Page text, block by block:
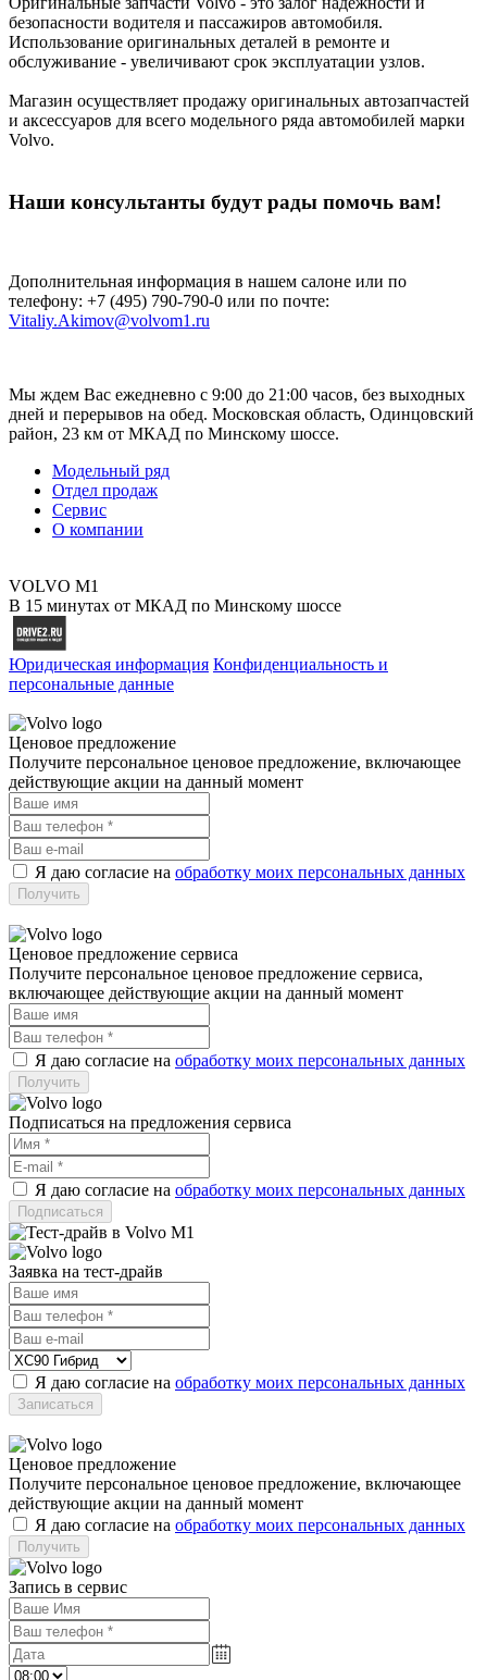
безопасности водителя и пассажиров автомобиля.
Использование оригинальных деталей в ремонте и
обслуживание - увеличивают срок эксплуатации узлов.
Магазин осуществляет продажу оригинальных автозапчастей
и аксессуаров для всего модельного ряда автомобилей марки
Volvo.
Наши консультанты будут рады помочь вам!
Дополнительная информация в нашем салоне или по
телефону: +7 (495) 790-790-0 или по почте:
Vitaliy.Akimov@volvom1.ru
Мы ждем Вас ежедневно с 9:00 до 21:00 часов, без выходных
дней и перерывов на обед. Московская область, Одинцовский
район, 23 км от МКАД по Минскому шоссе.
Модельный ряд
Отдел продаж
Сервис
О компании
VOLVO M1
В 15 минутах от МКАД по Минскому шоссе
Юридическая информация Конфиденциальность и
персональные данные
Ценовое предложение
Получите персональное ценовое предложение, включающее
действующие акции на данный момент
Я даю согласие на обработку моих персональных данных
Ценовое предложение сервиса
Получите персональное ценовое предложение сервиса,
включающее действующие акции на данный момент
Я даю согласие на обработку моих персональных данных
Подписаться на предложения сервиса
Я даю согласие на обработку моих персональных данных
Заявка на тест-драйв
Я даю согласие на обработку моих персональных данных
Ценовое предложение
Получите персональное ценовое предложение, включающее
действующие акции на данный момент
Я даю согласие на обработку моих персональных данных
Запись в сервис